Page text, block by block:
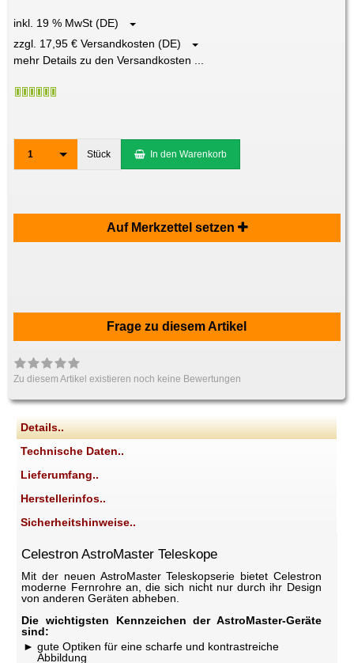
inkl. 19 % MwSt (DE)
zzgl. 17,95 € Versandkosten (DE)
mehr Details zu den Versandkosten ...
1 Stück In den Warenkorb
Auf Merkzettel setzen
Frage zu diesem Artikel
Zu diesem Artikel existieren noch keine Bewertungen
Details..
Technische Daten..
Lieferumfang..
Herstellerinfos..
Sicherheitshinweise..
Celestron AstroMaster Teleskope
Mit der neuen AstroMaster Teleskopserie bietet Celestron
moderne Fernrohre an, die sich nicht nur durch ihr Design
von anderen Geräten abheben.
Die wichtigsten Kennzeichen der AstroMaster-Geräte
sind:
gute Optiken für eine scharfe und kontrastreiche
Abbildung